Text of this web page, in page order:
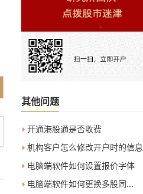
其他问题
开通港股通是否收费
机构客户怎么修改开户时的信息
电脑端软件如何设置报价字体
电脑端软件如何更换多股同...